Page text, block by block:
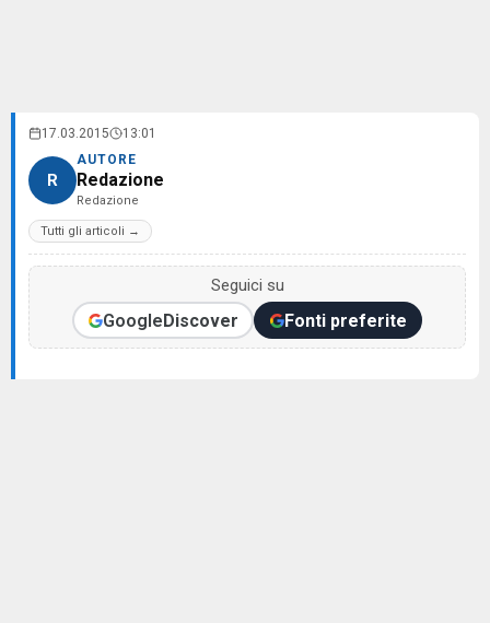
17.03.2015 13:01
R
AUTORE
Redazione
Redazione
Tutti gli articoli →
Seguici su
GoogleDiscover Fonti preferite